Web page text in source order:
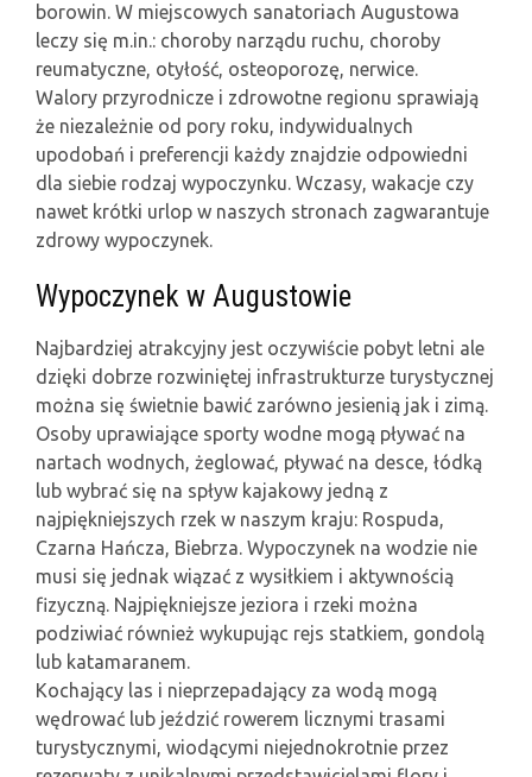
borowin. W miejscowych sanatoriach Augustowa
leczy się m.in.: choroby narządu ruchu, choroby
reumatyczne, otyłość, osteoporozę, nerwice.
Walory przyrodnicze i zdrowotne regionu sprawiają
że niezależnie od pory roku, indywidualnych
upodobań i preferencji każdy znajdzie odpowiedni
dla siebie rodzaj wypoczynku. Wczasy, wakacje czy
nawet krótki urlop w naszych stronach zagwarantuje
zdrowy wypoczynek.
Wypoczynek w Augustowie
Najbardziej atrakcyjny jest oczywiście pobyt letni ale
dzięki dobrze rozwiniętej infrastrukturze turystycznej
można się świetnie bawić zarówno jesienią jak i zimą.
Osoby uprawiające sporty wodne mogą pływać na
nartach wodnych, żeglować, pływać na desce, łódką
lub wybrać się na spływ kajakowy jedną z
najpiękniejszych rzek w naszym kraju: Rospuda,
Czarna Hańcza, Biebrza. Wypoczynek na wodzie nie
musi się jednak wiązać z wysiłkiem i aktywnością
fizyczną. Najpiękniejsze jeziora i rzeki można
podziwiać również wykupując rejs statkiem, gondolą
lub katamaranem.
Kochający las i nieprzepadający za wodą mogą
wędrować lub jeździć rowerem licznymi trasami
turystycznymi, wiodącymi niejednokrotnie przez